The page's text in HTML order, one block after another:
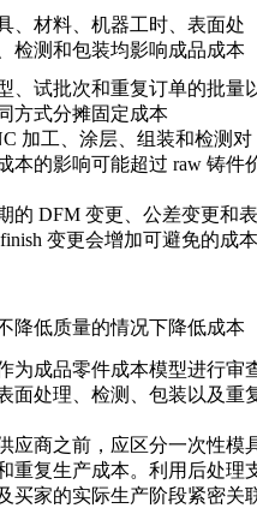
、材料、机器工时、表面处
检测和包装均影响成品成本
、试批次和重复订单的批量
方式分摊固定成本
加工、涂层、组装和检测对
本的影响可能超过 raw 铸件
的 DFM 变更、公差变更和表
变更会增加可避免的成
降低质量的情况下降低成本
为成品零件成本模型进行审
面处理、检测、包装以及重
应商之前，应区分一次性模
重复生产成本。利用 后处理
买家的实际生产阶段紧密关